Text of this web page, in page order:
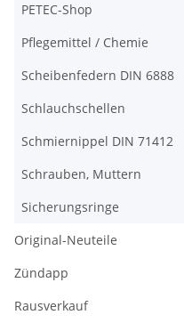
PETEC-Shop
Pflegemittel / Chemie
Scheibenfedern DIN 6888
Schlauchschellen
Schmiernippel DIN 71412
Schrauben, Muttern
Sicherungsringe
Original-Neuteile
Zündapp
Rausverkauf